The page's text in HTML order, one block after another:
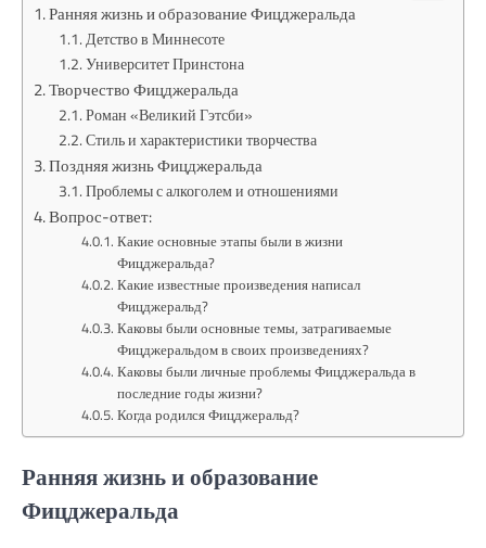
Ранняя жизнь и образование Фицджеральда
Детство в Миннесоте
Университет Принстона
Творчество Фицджеральда
Роман «Великий Гэтсби»
Стиль и характеристики творчества
Поздняя жизнь Фицджеральда
Проблемы с алкоголем и отношениями
Вопрос-ответ:
Какие основные этапы были в жизни
Фицджеральда?
Какие известные произведения написал
Фицджеральд?
Каковы были основные темы, затрагиваемые
Фицджеральдом в своих произведениях?
Каковы были личные проблемы Фицджеральда в
последние годы жизни?
Когда родился Фицджеральд?
Ранняя жизнь и образование
Фицджеральда